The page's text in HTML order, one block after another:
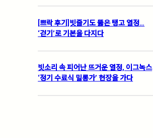
[쁘락 후기]빗줄기도 뚫은 탱고 열정…
‘걷기’로 기본을 다지다
빗소리 속 피어난 뜨거운 열정, 이그녹스
‘정기 수료식 밀롱가’ 현장을 가다